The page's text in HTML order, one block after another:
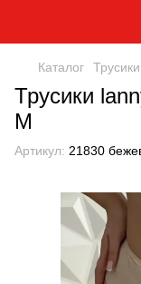
Каталог Трусики
Трусики
M
Артикул: 21830